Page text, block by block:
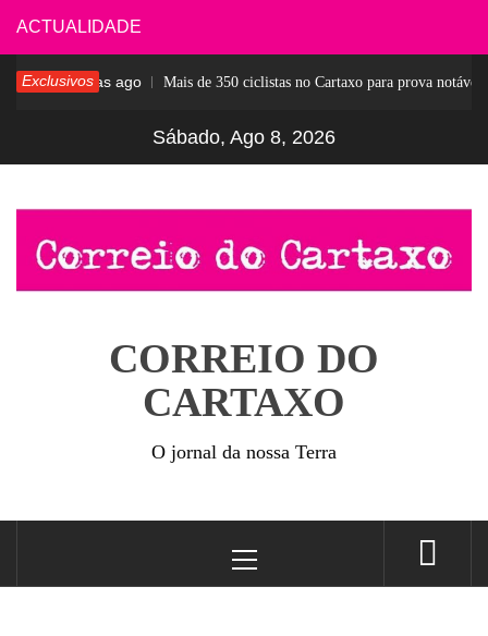
Skip
to
content
ACTUALIDADE
Exclusivos6 dias ago Mais de 350 ciclistas no Cartaxo para prova notável
Sábado, Ago 8, 2026
CORREIO DO
CARTAXO
O jornal da nossa Terra
Menu